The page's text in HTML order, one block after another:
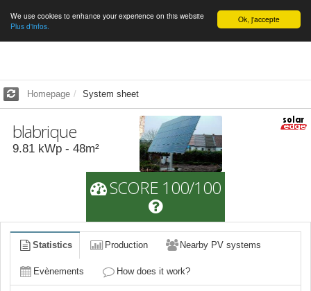
English Ok, j'accepte
We use cookies to enhance your experience on this website
Plus d'infos.
Homepage System sheet
blabrique
9.81 kWp - 48m²
SCORE 100/100
Statistics Production Nearby PV systems
Evènements How does it work?